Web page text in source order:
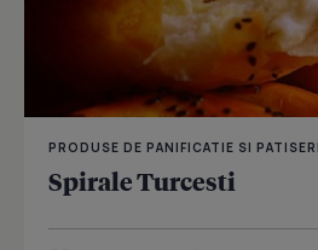
PRODUSE DE PANIFICATIE SI
Spirale Turcesti